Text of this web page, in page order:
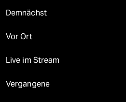
Demnächst
Vor Ort
Live im Stream
Vergangene